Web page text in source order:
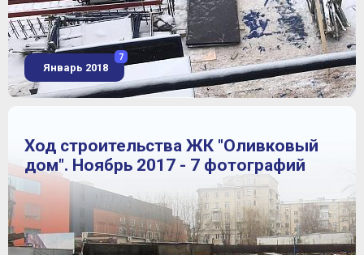
Январь 2018
7
Ход строительства ЖК "Оливковый
дом". Ноябрь 2017 - 7 фотографий